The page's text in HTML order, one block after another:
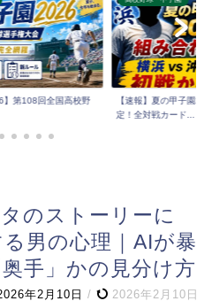
】第108回全国高校野
【速報】夏の甲子園
定！全対戦カード...
のストーリーに
る男の心理｜AIが暴
手」かの見分け方
年2月10日 / 2026年2月10日